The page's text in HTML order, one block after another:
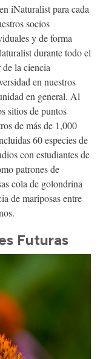
iNaturalist para cada
socios
y de forma
durante todo el
la ciencia
en nuestros
en general. Al
sitios de puntos
de más de 1,000
60 especies de
con estudiantes de
patrones de
cola de golondrina
de mariposas entre
Futuras